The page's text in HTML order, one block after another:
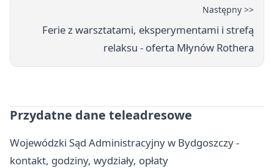
Następny >>
Ferie z warsztatami, eksperymentami i strefą
relaksu - oferta Młynów Rothera
Przydatne dane teleadresowe
Wojewódzki Sąd Administracyjny w Bydgoszczy -
kontakt, godziny, wydziały, opłaty